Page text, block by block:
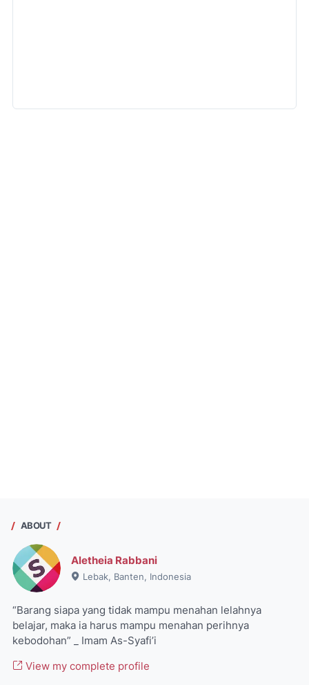
ABOUT
Aletheia Rabbani
Lebak, Banten, Indonesia
“Barang siapa yang tidak mampu menahan lelahnya
belajar, maka ia harus mampu menahan perihnya
kebodohan” _ Imam As-Syafi’i
View my complete profile